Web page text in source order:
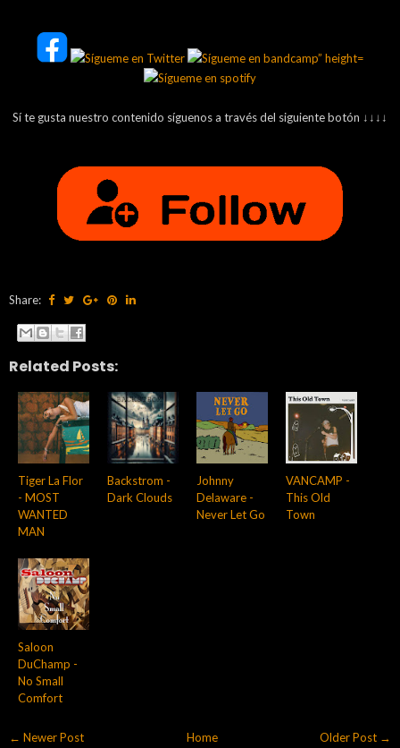
Sí te gusta nuestro contenido síguenos a través del siguiente botón ↓↓↓↓
Share:
Related Posts:
Tiger La Flor
- MOST
WANTED
MAN
Backstrom -
Dark Clouds
Johnny
Delaware -
Never Let Go
VANCAMP -
This Old
Town
Saloon
DuChamp -
No Small
Comfort
← Newer Post Older Post →
Home